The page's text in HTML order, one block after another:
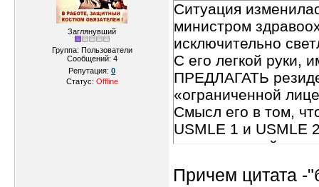
Заглянувший
Группа: Пользователи
Сообщений: 4
Репутация:0
Статус: Offline
Ситуация
министром
исключительно
С его легкой руки,
ПРЕДЛАГАТЬ
«ограниченной
Смысл его в том,
USMLE 1 и USMLE
теоретический и
экзамен и
Причем цитата -